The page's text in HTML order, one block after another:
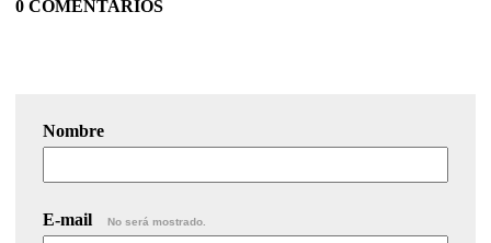
0 COMENTARIOS
Nombre
E-mail No será mostrado.